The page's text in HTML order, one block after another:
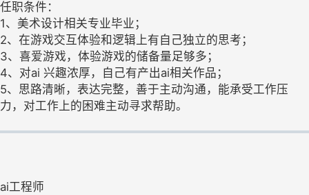
任职条件：
1、美术设计相关专业毕业；
2、在游戏交互体验和逻辑上有自己独立的思考；
3、喜爱游戏，体验游戏的储备量足够多；
4、对ai 兴趣浓厚，自己有产出ai相关作品；
5、思路清晰，表达完整，善于主动沟通，能承受工作压
力，对工作上的困难主动寻求帮助。
ai工程师